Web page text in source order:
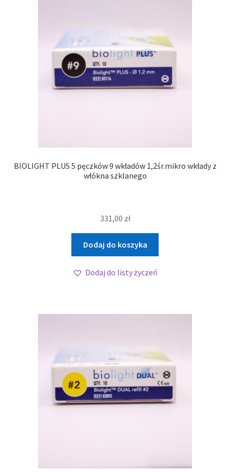
BIOLIGHT PLUS 5 pęczków 9 wkładów 1,2śr.mikro wkłady z
włókna szklanego
331,00 zł
Dodaj do koszyka
Dodaj do listy życzeń